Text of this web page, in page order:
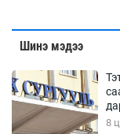
Шинэ мэдээ
8